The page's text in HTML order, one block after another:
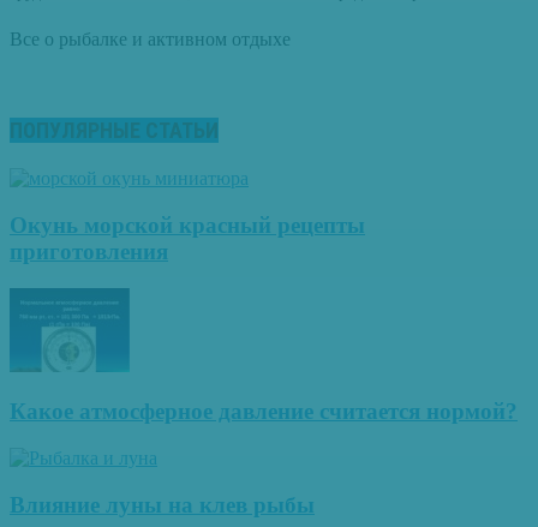
Все о рыбалке и активном отдыхе
ПОПУЛЯРНЫЕ СТАТЬИ
Окунь морской красный рецепты
приготовления
Какое атмосферное давление считается нормой?
Влияние луны на клев рыбы